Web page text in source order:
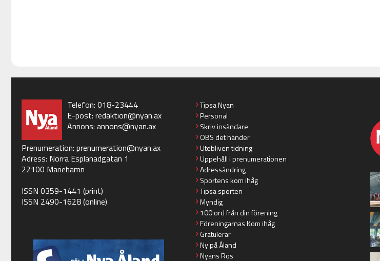
Telefon: 018-23444
E-post: redaktion@nyan.ax
Annons: annons@nyan.ax
Prenumeration: prenumeration@nyan.ax
Adress: Norra Esplanadgatan 1
22100 Mariehamn
ISSN 0359-1441 (print)
ISSN 2490-1628 (online)
Tipsa Nyan
Personal
Skriv insändare
OBS det händer
Utebliven tidning
Uppehåll i prenumerationen
Adressändring
Sportens kom ihåg
Tipsa sporten
Myndig
100 ord från din förening
Föreningarnas Kom ihåg
Gratulerar
Ny på Åland
Nyans Ros